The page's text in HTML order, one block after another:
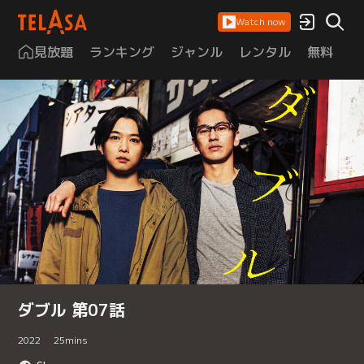
Watch now
見放題 ランキング ジャンル レンタル 無料
ダブル 第07話
2022 25mins